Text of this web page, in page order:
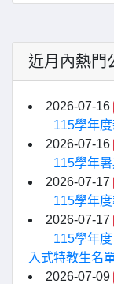
近月內熱門
2026-07-16
115學年
2026-07-16
115學年
2026-07-17
115學年
2026-07-17
115學年
入式特教生名
2026-07-09